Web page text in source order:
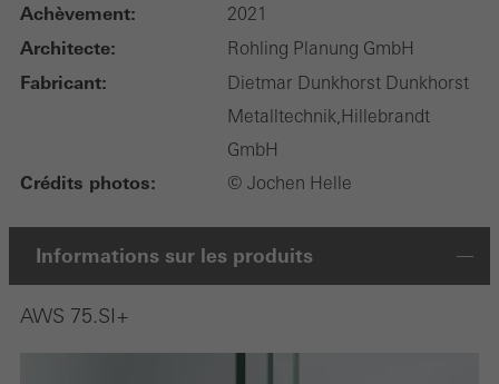
Achèvement: 2021
Architecte: Rohling Planung GmbH
Fabricant:
Dietmar Dunkhorst Dunkhorst
Metalltechnik,Hillebrandt
GmbH
Crédits photos: © Jochen Helle
Informations sur les produits
AWS 75.SI+